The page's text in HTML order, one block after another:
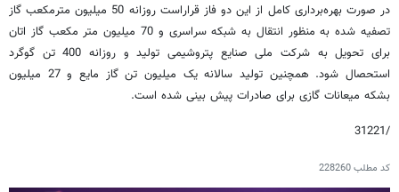
در صورت بهره‌برداری کامل از این دو فاز قراراست روزانه 50 میلیون مترمکعب گاز
تصفیه شده به منظور انتقال به شبکه سراسری و 70 میلیون متر مکعب گاز اتان
برای تحویل به شرکت ملی صنایع پتروشیمی تولید و روزانه 400 تن گوگرد
استحصال شود. همچنین تولید سالانه یک میلیون تن گاز مایع و 27 میلیون
بشکه میعانات گازی برای صادرات پیش بینی شده است.
/31221
کد مطلب228260